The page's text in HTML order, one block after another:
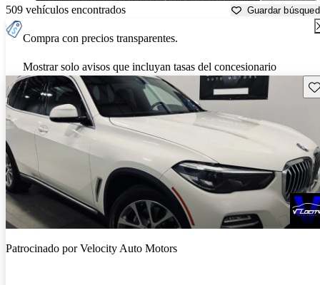
509 vehículos encontrados Guardar
Compra con precios transparentes.
Mostrar solo avisos que incluyan tasas del concesionario
Patrocinado porVelocity Auto Motors